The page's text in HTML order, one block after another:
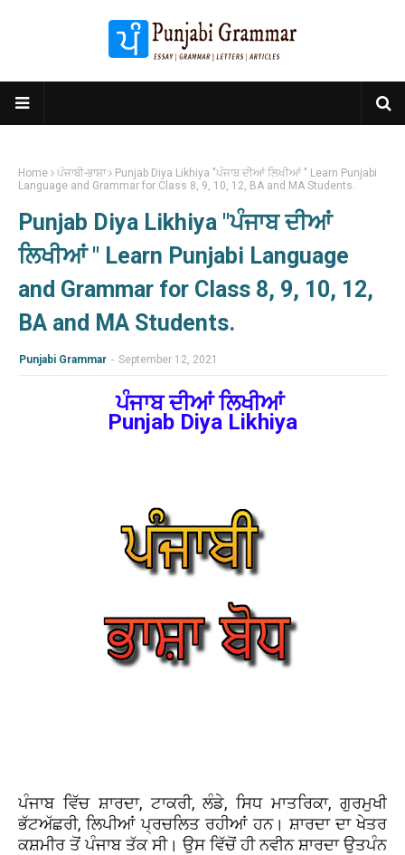
Home ਪੰਜਾਬੀ-ਭਾਸ਼ਾ
Punjab Diya Likhiya "ਪੰਜਾਬ ਦੀਆਂ ਲਿਖੀਆਂ " Learn Punjabi
Language and Grammar for Class 8, 9, 10, 12, BA and MA Students.
Punjab Diya Likhiya "ਪੰਜਾਬ ਦੀਆਂ
ਲਿਖੀਆਂ " Learn Punjabi Language
and Grammar for Class 8, 9, 10, 12,
BA and MA Students.
Punjabi Grammar - September 12, 2021
ਪੰਜਾਬ ਦੀਆਂ ਲਿਖੀਆਂ
Punjab Diya Likhiya
ਪੰਜਾਬ ਵਿੱਚ ਸ਼ਾਰਦਾ, ਟਾਕਰੀ, ਲੰਡੇ, ਸਿਧ ਮਾਤਰਿਕਾ, ਗੁਰਮੁਖੀ
ਭੱਟਅੱਛਰੀ, ਲਿਪੀਆਂ ਪ੍ਰਚਲਿਤ ਰਹੀਆਂ ਹਨ। ਸ਼ਾਰਦਾ ਦਾ ਖੇਤਰ
ਕਸ਼ਮੀਰ ਤੋਂ ਪੰਜਾਬ ਤੱਕ ਸੀ। ਉਸ ਵਿੱਚੋਂ ਹੀ ਨਵੀਨ ਸ਼ਾਰਦਾ ਉਤਪੰਨ